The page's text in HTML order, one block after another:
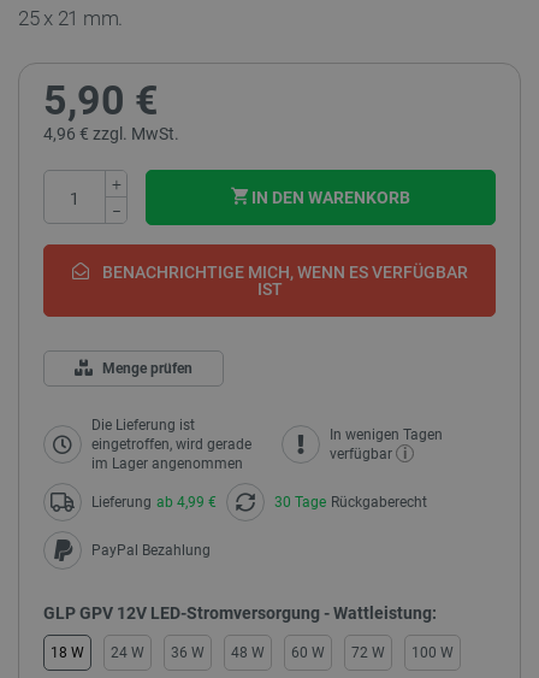
25 x 21 mm.
5,90 €
4,96 € zzgl. MwSt.
+
−
IN DEN WARENKORB
BENACHRICHTIGE MICH, WENN ES VERFÜGBAR
IST
Menge prüfen
Die Lieferung ist
eingetroffen, wird gerade
im Lager angenommen
In wenigen Tagen
verfügbar
i
Lieferung ab 4,99 € 30 Tage Rückgaberecht
PayPal Bezahlung
GLP GPV 12V LED-Stromversorgung - Wattleistung:
18 W 24 W 36 W 48 W 60 W 72 W 100 W